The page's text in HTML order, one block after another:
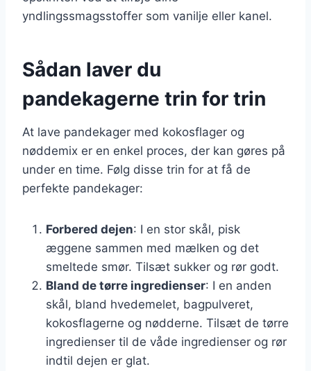
yndlingssmagsstoffer som vanilje eller kanel.
Sådan laver du
pandekagerne trin for trin
At lave pandekager med kokosflager og
nøddemix er en enkel proces, der kan gøres på
under en time. Følg disse trin for at få de
perfekte pandekager:
Forbered dejen: I en stor skål, pisk
æggene sammen med mælken og det
smeltede smør. Tilsæt sukker og rør godt.
Bland de tørre ingredienser: I en anden
skål, bland hvedemelet, bagpulveret,
kokosflagerne og nødderne. Tilsæt de tørre
ingredienser til de våde ingredienser og rør
indtil dejen er glat.